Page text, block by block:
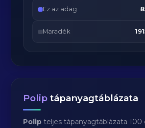
Ez az adag
Maradék
Polip tápanyagtáblázata
Polip teljes tápanyagtáblázata 100